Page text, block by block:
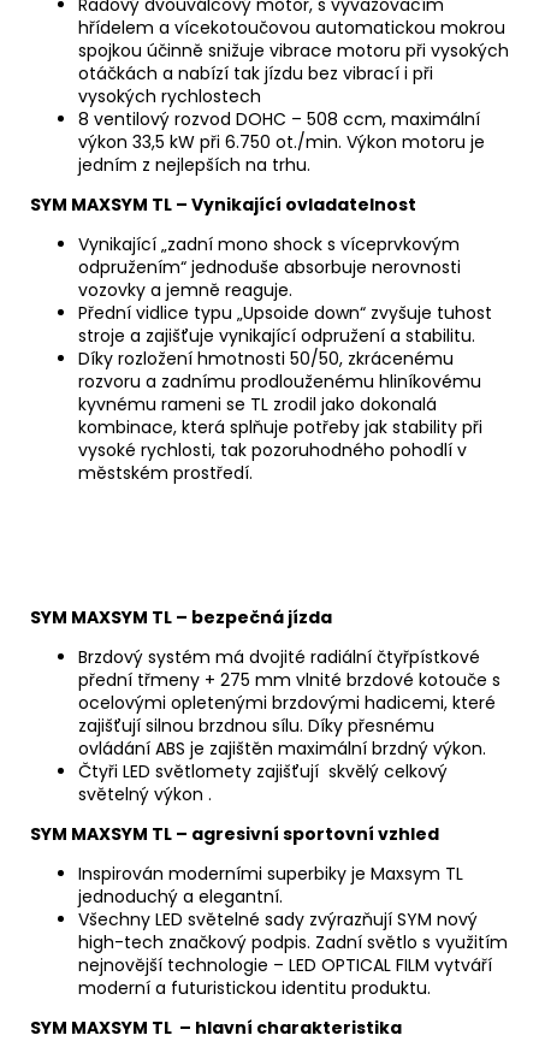
hřídelem a vícekotoučovou automatickou mokrou
spojkou účinně snižuje vibrace motoru při vysokých
otáčkách a nabízí tak jízdu bez vibrací i při
vysokých rychlostech
8 ventilový rozvod DOHC – 508 ccm, maximální
výkon 33,5 kW při 6.750 ot./min. Výkon motoru je
jedním z nejlepších na trhu.
SYM MAXSYM TL – Vynikající ovladatelnost
Vynikající „zadní mono shock s víceprvkovým
odpružením“ jednoduše absorbuje nerovnosti
vozovky a jemně reaguje.
Přední vidlice typu „Upsoide down“ zvyšuje tuhost
stroje a zajišťuje vynikající odpružení a stabilitu.
Díky rozložení hmotnosti 50/50, zkrácenému
rozvoru a zadnímu prodlouženému hliníkovému
kyvnému rameni se TL zrodil jako dokonalá
kombinace, která splňuje potřeby jak stability při
vysoké rychlosti, tak pozoruhodného pohodlí v
městském prostředí.
SYM MAXSYM TL – bezpečná jízda
Brzdový systém má dvojité radiální čtyřpístkové
přední třmeny + 275 mm vlnité brzdové kotouče s
ocelovými opletenými brzdovými hadicemi, které
zajišťují silnou brzdnou sílu. Díky přesnému
ovládání ABS je zajištěn maximální brzdný výkon.
Čtyři LED světlomety zajišťují skvělý celkový
světelný výkon .
SYM MAXSYM TL – agresivní sportovní vzhled
Inspirován moderními superbiky je Maxsym TL
jednoduchý a elegantní.
Všechny LED světelné sady zvýrazňují SYM nový
high-tech značkový podpis. Zadní světlo s využitím
nejnovější technologie – LED OPTICAL FILM vytváří
moderní a futuristickou identitu produktu.
SYM MAXSYM TL – hlavní charakteristika